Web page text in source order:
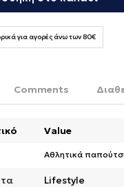
για αγορές άνω των 80€
Comments
Value
Αθλητικά
Lifestyle